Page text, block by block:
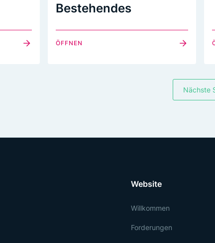
Bestehendes
ÖFFNEN
Nächste
Website
Willkommen
Forderungen